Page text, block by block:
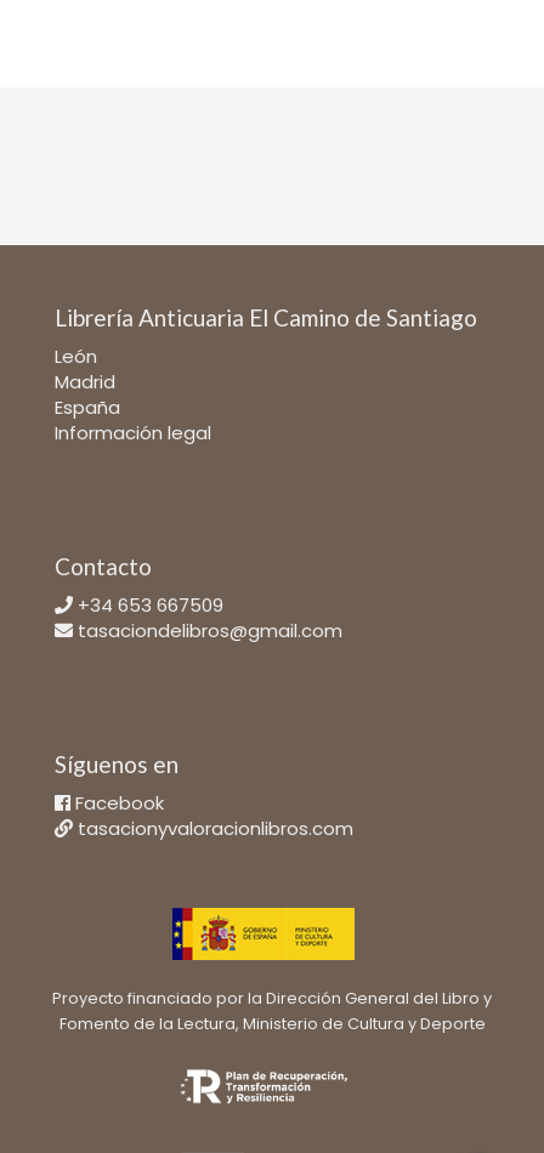
Librería Anticuaria El Camino de Santiago
León
Madrid
España
Información legal
Contacto
+34 653 667509
tasaciondelibros@gmail.com
Síguenos en
Facebook
tasacionyvaloracionlibros.com
Proyecto financiado por la Dirección General del Libro y
Fomento de la Lectura, Ministerio de Cultura y Deporte